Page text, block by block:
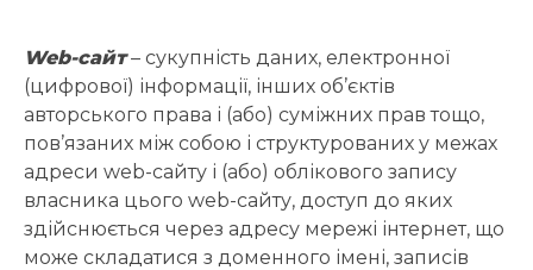
Web-сайт– сукупність даних, електронної
(цифрової) інформації, інших об’єктів
авторського права і (або) суміжних прав тощо,
пов’язаних між собою і структурованих у межах
адреси web-сайту і (або) облікового запису
власника цього web-сайту, доступ до яких
здійснюється через адресу мережі інтернет, що
може складатися з доменного імені, записів